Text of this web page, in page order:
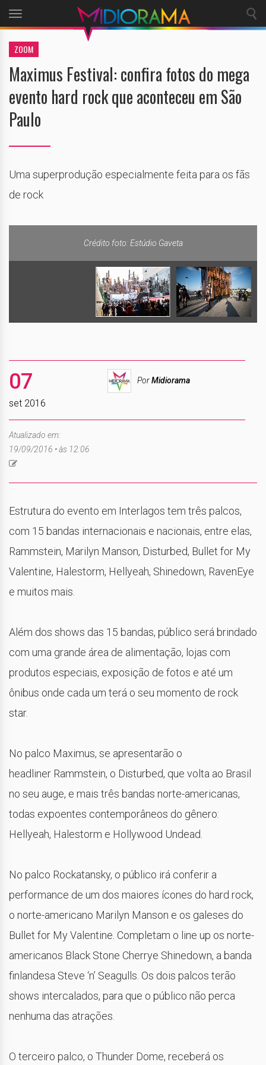
Toggle
navigation
ZOOM
Maximus Festival: confira fotos do mega
evento hard rock que aconteceu em São
Paulo
Uma superprodução especialmente feita para os fãs
de rock
Crédito foto: Estúdio Gaveta
Crédito foto: Estúdio Gaveta
07
set 2016
PorMidiorama
Atualizado em:
19/09/2016 • às 12:06
Estrutura do evento em Interlagos tem três palcos,
com 15 bandas internacionais e nacionais, entre elas,
Rammstein, Marilyn Manson, Disturbed, Bullet for My
Valentine, Halestorm, Hellyeah, Shinedown, RavenEye
e muitos mais.
Além dos shows das 15 bandas, público será brindado
com uma grande área de alimentação, lojas com
produtos especiais, exposição de fotos e até um
ônibus onde cada um terá o seu momento de rock
star.
No palco Maximus, se apresentarão o
headliner Rammstein, o Disturbed, que volta ao Brasil
no seu auge, e mais três bandas norte-americanas,
todas expoentes contemporâneos do gênero:
Hellyeah, Halestorm e Hollywood Undead.
No palco Rockatansky, o público irá conferir a
performance de um dos maiores ícones do hard rock,
o norte-americano Marilyn Manson e os galeses do
Bullet for My Valentine. Completam o line up os norte-
americanos Black Stone Cherrye Shinedown, a banda
finlandesa Steve ‘n’ Seagulls. Os dois palcos terão
shows intercalados, para que o público não perca
nenhuma das atrações.
O terceiro palco, o Thunder Dome, receberá os